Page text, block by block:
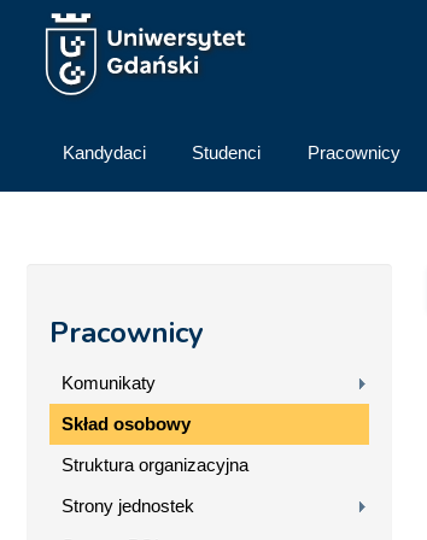
Przejdź do treści
Kandydaci Studenci Pracownicy
Pracownicy
Komunikaty
Skład osobowy
Struktura organizacyjna
Strony jednostek